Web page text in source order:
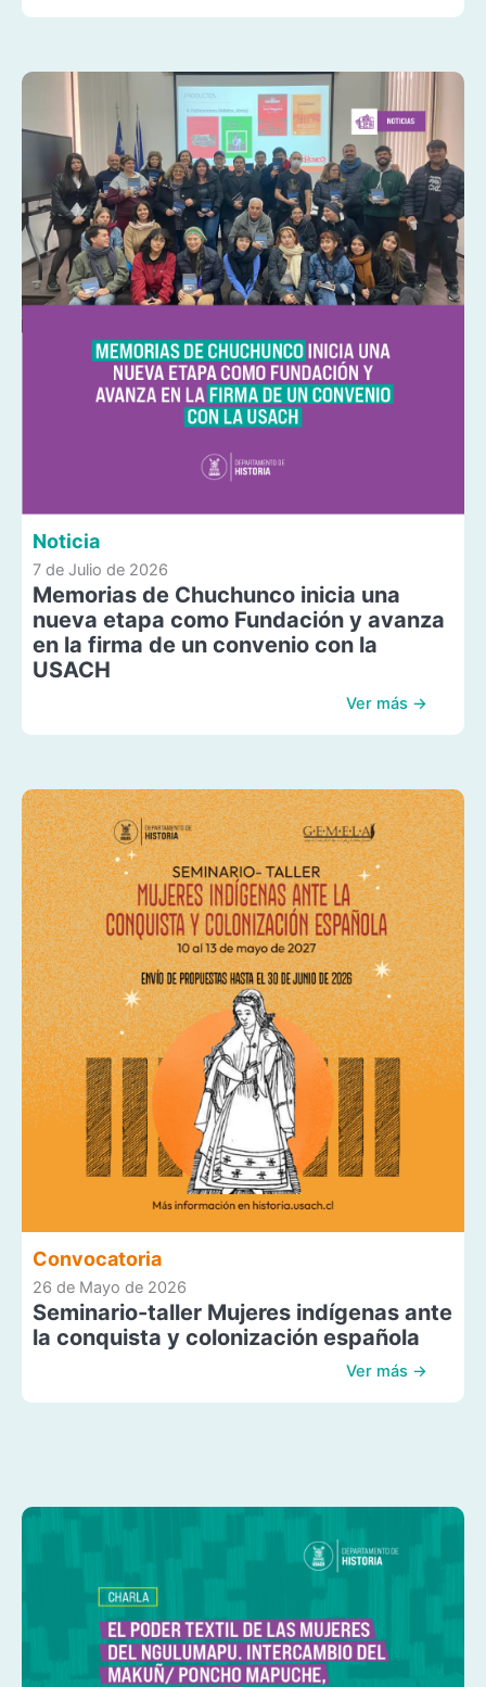
Noticia
7 de Julio de 2026
Memorias de Chuchunco inicia una
nueva etapa como Fundación y avanza
en la firma de un convenio con la
USACH
Ver más →
Convocatoria
26 de Mayo de 2026
Seminario-taller Mujeres indígenas ante
la conquista y colonización española
Ver más →